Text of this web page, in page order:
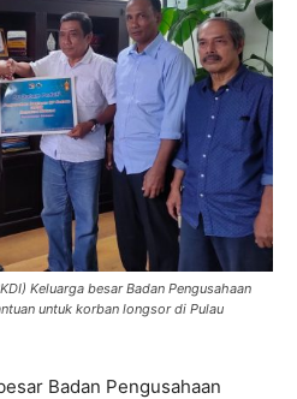
Keluarga besar Badan Pengusahaan
untuk korban longsor di Pulau
Badan Pengusahaan